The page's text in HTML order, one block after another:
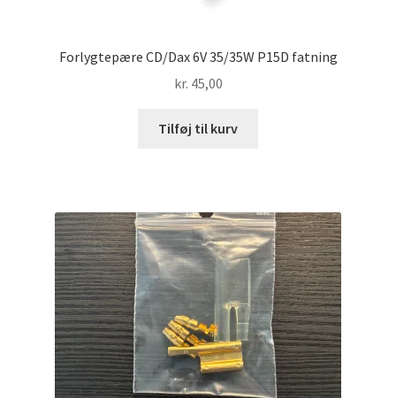
Forlygtepære CD/Dax 6V 35/35W P15D fatning
kr. 45,00
Tilføj til kurv